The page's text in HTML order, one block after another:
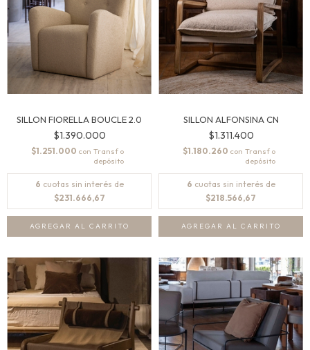
SILLON FIORELLA BOUCLE 2.0
$1.390.000
$1.251.000 con
6 cuotas sin interés de
$231.666,67
SILLON ALFONSINA CN
$1.311.400
$1.180.260 con
6 cuotas sin interés de
$218.566,67